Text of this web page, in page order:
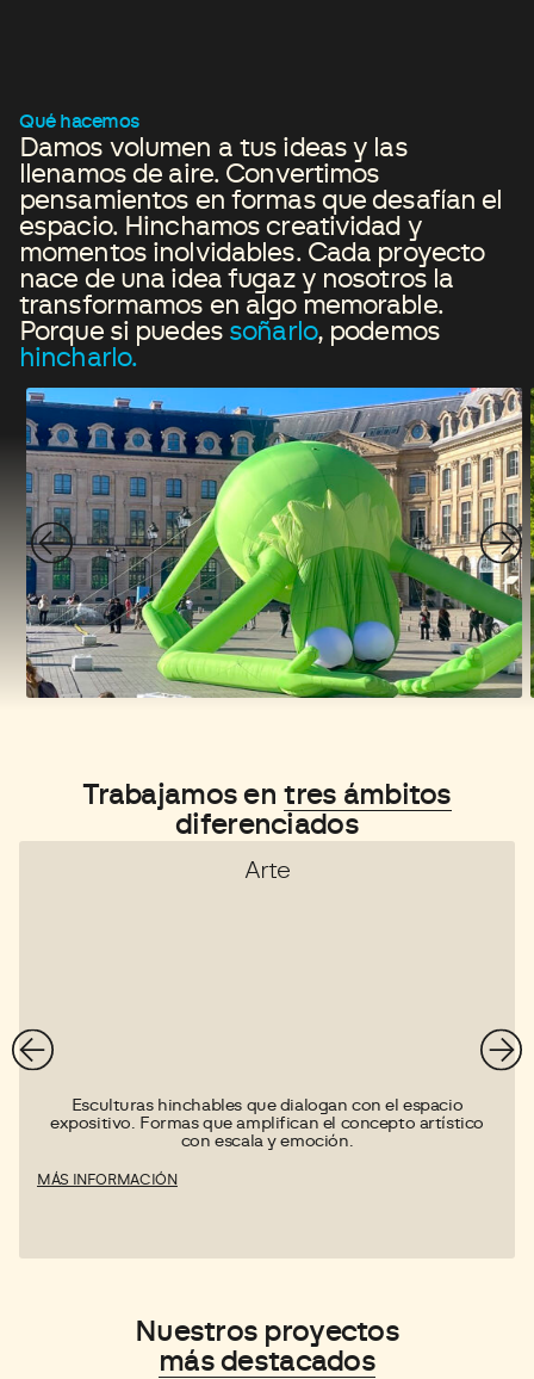
Qué hacemos
Damos volumen a tus ideas y las
llenamos de aire. Convertimos
pensamientos en formas que desafían el
espacio. Hinchamos creatividad y
momentos inolvidables. Cada proyecto
nace de una idea fugaz y nosotros la
transformamos en algo memorable.
Porque si puedes soñarlo, podemos
hincharlo.
Trabajamos entres ámbitos
diferenciados
Arte
Esculturas hinchables que dialogan con el espacio
expositivo. Formas que amplifican el concepto artístico
con escala y emoción.
MÁS INFORMACIÓN
Nuestros proyectos
más destacados